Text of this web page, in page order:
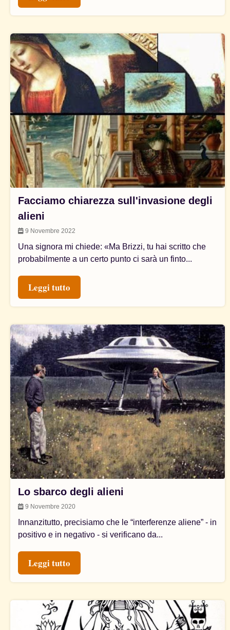
Facciamo chiarezza sull'invasione degli
alieni
9 Novembre 2022
Una signora mi chiede: «Ma Brizzi, tu hai scritto che
probabilmente a un certo punto ci sarà un finto...
Leggi tutto
Lo sbarco degli alieni
9 Novembre 2020
Innanzitutto, precisiamo che le “interferenze aliene” - in
positivo e in negativo - si verificano da...
Leggi tutto